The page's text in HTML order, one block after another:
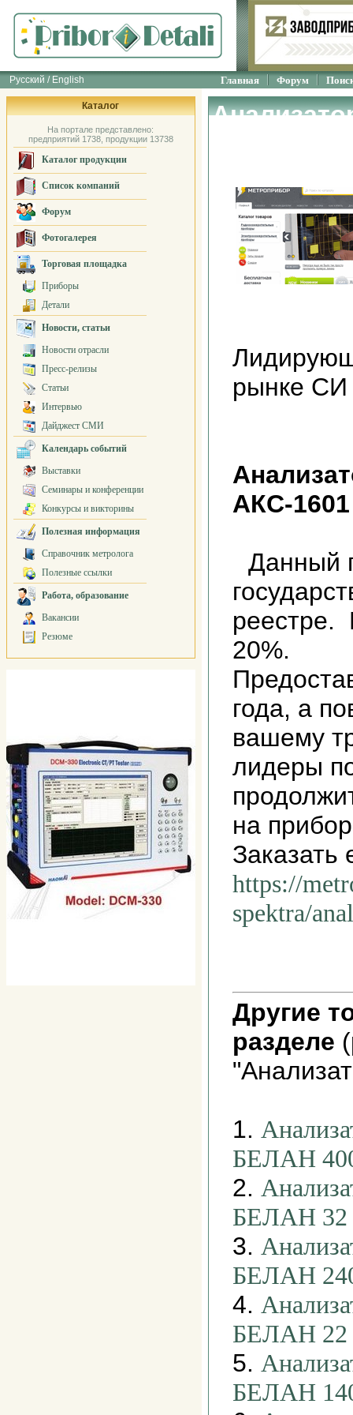
Русский / English Главная Форум
Каталог
На портале представлено:
предприятий 1738, продукции 13738
Каталог продукции
Список компаний
Форум
Фотогалерея
Торговая площадка
Приборы
Детали
Новости, статьи
Новости отрасли
Пресс-релизы
Статьи
Интервью
Дайджест СМИ
Календарь событий
Выставки
Семинары и конференции
Конкурсы и викторины
Полезная информация
Справочник метролога
Полезные ссылки
Работа, образование
Вакансии
Резюме
рынке СИ
АКС-1601
Данный
реестре.
20%.
года, а
вашему
лидеры
на
Заказать
https://
spektra/
Другие
разделе
1.
БЕЛАН
2.
БЕЛАН 32
3.
БЕЛАН
4.
БЕЛАН 22
5.
БЕЛАН